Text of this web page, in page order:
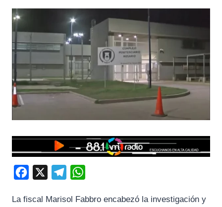
c
l
a
La fiscal Marisol Fabbro encabezó la investigación y